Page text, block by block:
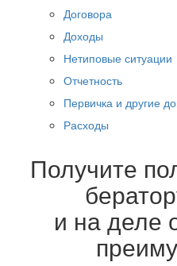
Договора
Доходы
Нетиповые ситуации
Отчетность
Первичка и другие
Расходы
Получите
и на деле